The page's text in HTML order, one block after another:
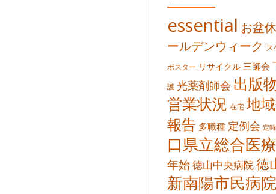
essential お盆
ールデンウィーク ス
ポスター リサイクル 三師会
護 光薬剤師会 出版
営業状況 在宅 地
報告 多職種 定例会 定
口県立総合医
年始徳山中央病院徳
新南陽市民病院